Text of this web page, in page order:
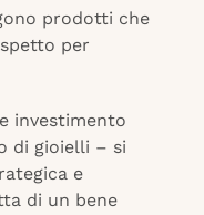
prodotti che
per
investimento
di gioielli – si
e
di un bene